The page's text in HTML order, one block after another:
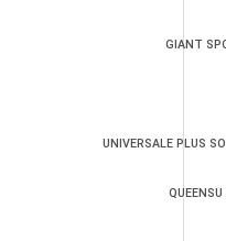
GIANT
UNIVERSALE PLUS